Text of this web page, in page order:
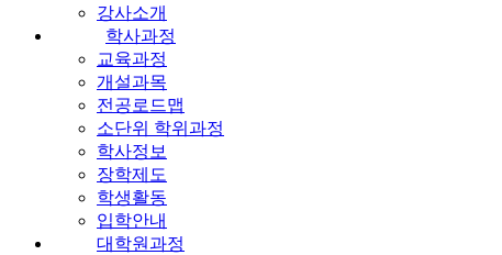
강사소개
학사과정
교육과정
개설과목
전공로드맵
소단위 학위과정
학사정보
장학제도
학생활동
입학안내
대학원과정